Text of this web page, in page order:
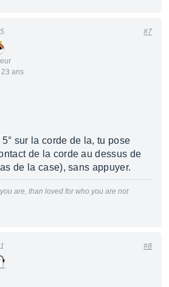
ans
#7
sur la corde de la, tu pose
de la corde au dessus de
de la case), sans appuyer.
are, than loved for who you are not
#8